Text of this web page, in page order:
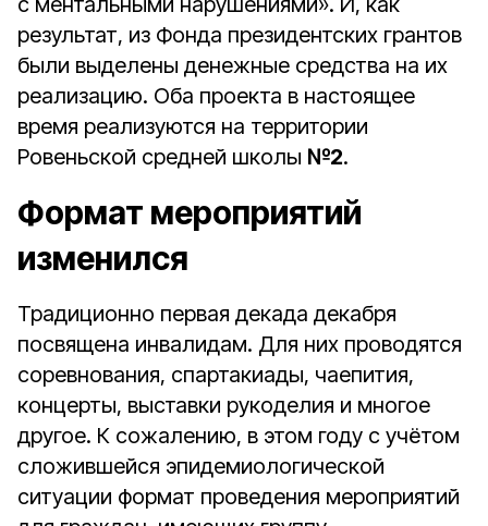
результат, из Фонда президентских грантов
были выделены денежные средства на их
реализацию. Оба проекта в настоящее
время реализуются на территории
Ровеньской средней школы №2.
Формат мероприятий
изменился
Традиционно первая декада декабря
посвящена инвалидам. Для них проводятся
соревнования, спартакиады, чаепития,
концерты, выставки рукоделия и многое
другое. К сожалению, в этом году с учётом
сложившейся эпидемиологической
ситуации формат проведения мероприятий